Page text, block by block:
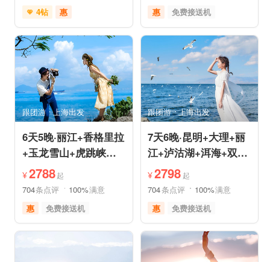
4钻
惠
免费接送机
免费WIFI
管家服务
品质游
情侣游
摄影之旅
休闲度假
自然山水
美食享受
乡村趣游
森林公园
美景探索
深度人文
世界遗产
特色民宿
自由活动
跟团游 上海出发
6天5晚·丽江+香格里拉
+玉龙雪山+虎跳峡半
自助游
¥2788起
704条点评 100%满意
惠
免费接送机
休闲游
世界遗产
雪山之旅
美食享受
摄影之旅
惠
免费接送机
品质游
世界遗产
雪山之旅
美食享受
摄影之旅
跟团游 上海出发
7天6晚·昆明+大理+丽
江+泸沽湖+洱海+双廊
+圣托里尼跟团游
¥2798 起
704条点评 100%满意
惠
免费接送机
品质游
世界遗产
美食享受
自然山水
摄影之旅